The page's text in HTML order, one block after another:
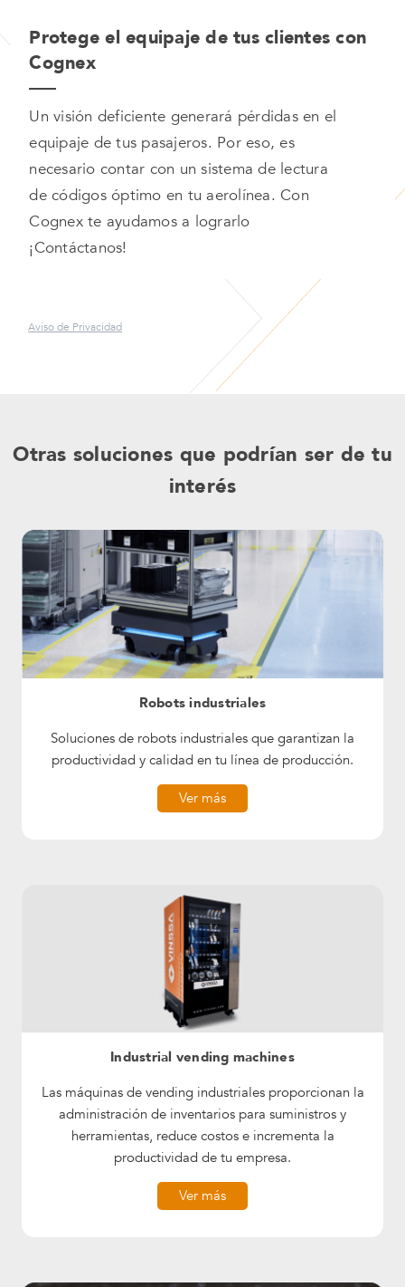
Protege el equipaje de tus clientes con
Cognex
Un visión deficiente generará pérdidas en el
equipaje de tus pasajeros. Por eso, es
necesario contar con un sistema de lectura
de códigos óptimo en tu aerolínea. Con
Cognex te ayudamos a lograrlo
¡Contáctanos!
Aviso de Privacidad
Otras soluciones que podrían ser de tu
interés
Robots industriales
Soluciones de robots industriales que garantizan la
productividad y calidad en tu línea de producción.
Ver más
Industrial vending machines
Las máquinas de vending industriales proporcionan la
administración de inventarios para suministros y
herramientas, reduce costos e incrementa la
productividad de tu empresa.
Ver más